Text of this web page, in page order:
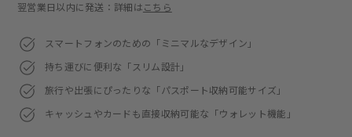
翌営業日以内に発送：詳細は こちら
スマートフォンのための「ミニマルなデザイン」
持ち運びに便利な「スリム設計」
旅行や出張にぴったりな「パスポート収納可能サイズ」
キャッシュやカードも直接収納可能な「ウォレット機能」